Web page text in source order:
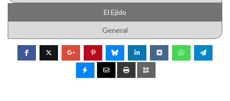
El Ejido
General